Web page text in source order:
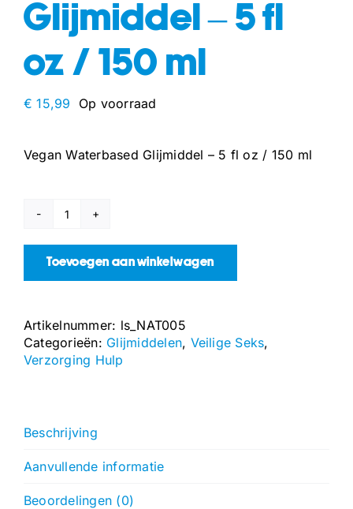
Glijmiddel – 5 fl
oz / 150 ml
€ 15,99 Op voorraad
Vegan Waterbased Glijmiddel – 5 fl oz / 150 ml
Vegan
Glijmiddel
oz
/
150
Toevoegen aan winkelwagen
Artikelnummer: ls_NAT005
Categorieën: Glijmiddelen, Veilige Seks,
Verzorging Hulp
Beschrijving
Aanvullende informatie
Beoordelingen (0)